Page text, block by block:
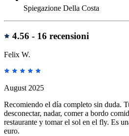
Spiegazione Della Costa
Recensioni
4.56 - 16 recensioni
Felix W.
August 2025
Recomiendo el día completo sin duda.
desconectar, nadar, comer a bordo
restaurante y tomar el sol en el fly. Es
euro.